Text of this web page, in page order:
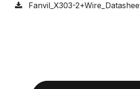
Fanvil_X303-